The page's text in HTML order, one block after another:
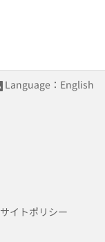
Language：English
サイトポリシー